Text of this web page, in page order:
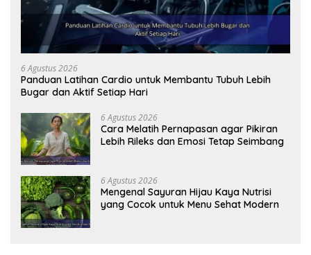
6 Agustus 2026
Panduan Latihan Cardio untuk Membantu Tubuh Lebih
Bugar dan Aktif Setiap Hari
6 Agustus 2026
Cara Melatih Pernapasan agar Pikiran
Lebih Rileks dan Emosi Tetap Seimbang
6 Agustus 2026
Mengenal Sayuran Hijau Kaya Nutrisi
yang Cocok untuk Menu Sehat Modern